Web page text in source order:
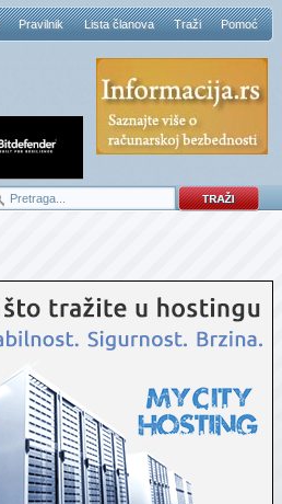
Pravilnik Lista članova Traži Pomoć